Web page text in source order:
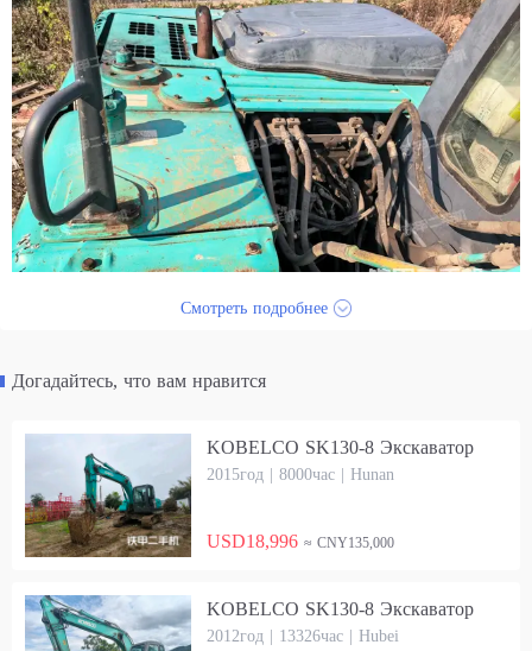
Смотреть подробнее
Догадайтесь, что вам нравится
KOBELCO SK130-8 Экскаватор
2015год | 8000час | Hunan
USD18,996 ≈ CNY135,000
KOBELCO SK130-8 Экскаватор
2012год | 13326час | Hubei